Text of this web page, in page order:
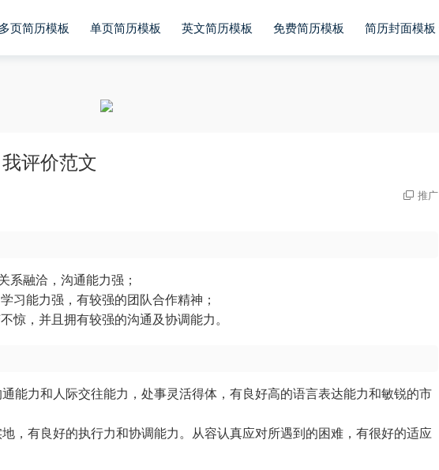
多页简历模板 单页简历模板 英文简历模板 免费简历模板 简历封面模板
评价范文
推广
系融洽，沟通能力强；
习能力强，有较强的团队合作精神；
惊，并且拥有较强的沟通及协调能力。
能力和人际交往能力，处事灵活得体，有良好高的语言表达能力和敏锐的市
，有良好的执行力和协调能力。从容认真应对所遇到的困难，有很好的适应